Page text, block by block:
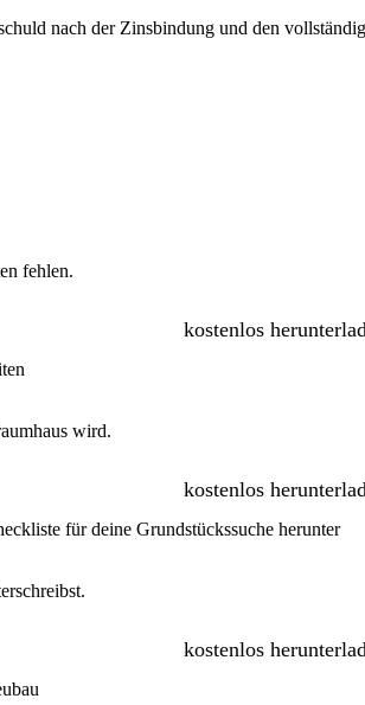
nach der Zinsbindung und den
fehlen.
kostenlos
wird.
kostenlos
kostenlos